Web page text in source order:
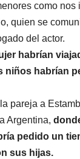
como nos
quien se
del actor.
habrían
niños habrían
pareja a
Argentina,
pedido un
sus hijas.